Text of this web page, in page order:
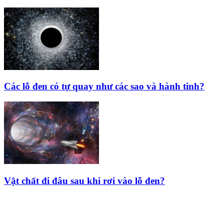
Các lỗ đen có tự quay như các sao và hành tinh?
Vật chất đi đâu sau khi rơi vào lỗ đen?